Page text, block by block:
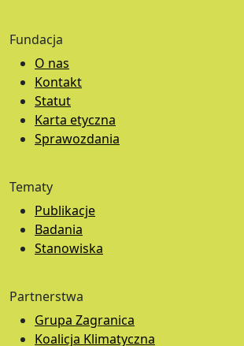
Fundacja
O nas
Kontakt
Statut
Karta etyczna
Sprawozdania
Tematy
Publikacje
Badania
Stanowiska
Partnerstwa
Grupa Zagranica
Koalicja Klimatyczna